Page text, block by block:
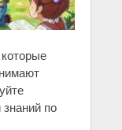
по